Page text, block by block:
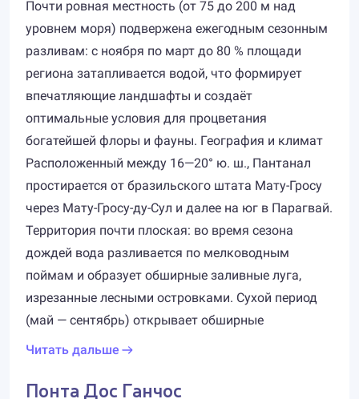
Почти ровная местность (от 75 до 200 м над
уровнем моря) подвержена ежегодным сезонным
разливам: с ноября по март до 80 % площади
региона затапливается водой, что формирует
впечатляющие ландшафты и создаёт
оптимальные условия для процветания
богатейшей флоры и фауны. География и климат
Расположенный между 16—20° ю. ш., Пантанал
простирается от бразильского штата Мату-Гросу
через Мату-Гросу-ду-Сул и далее на юг в Парагвай.
Территория почти плоская: во время сезона
дождей вода разливается по мелководным
поймам и образует обширные заливные луга,
изрезанные лесными островками. Сухой период
(май — сентябрь) открывает обширные
Читать дальше
Понта Дос Ганчос